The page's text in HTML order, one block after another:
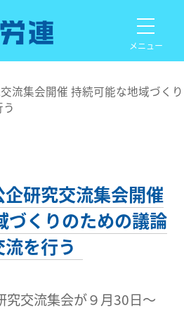
メニュー
流集会開催 持続可能な地域づくり
研究交流集会開催
づくりのための議論
流を行う
交流集会が９月30日～